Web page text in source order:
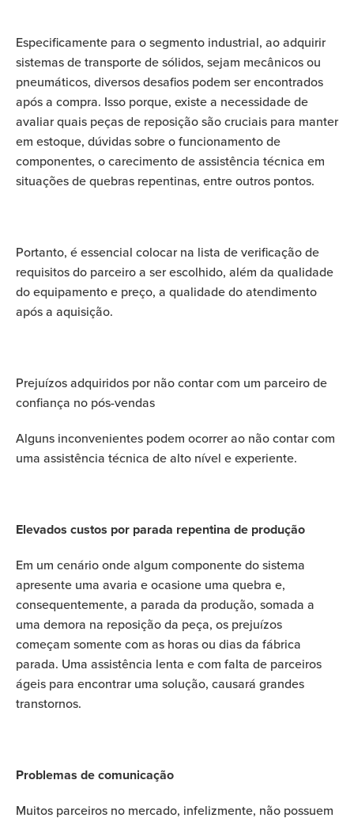
Especificamente para o segmento industrial, ao adquirir
sistemas de transporte de sólidos, sejam mecânicos ou
pneumáticos, diversos desafios podem ser encontrados
após a compra. Isso porque, existe a necessidade de
avaliar quais peças de reposição são cruciais para manter
em estoque, dúvidas sobre o funcionamento de
componentes, o carecimento de assistência técnica em
situações de quebras repentinas, entre outros pontos.
Portanto, é essencial colocar na lista de verificação de
requisitos do parceiro a ser escolhido, além da qualidade
do equipamento e preço, a qualidade do atendimento
após a aquisição.
Prejuízos adquiridos por não contar com um parceiro de
confiança no pós-vendas
Alguns inconvenientes podem ocorrer ao não contar com
uma assistência técnica de alto nível e experiente.
Elevados custos por parada repentina de produção
Em um cenário onde algum componente do sistema
apresente uma avaria e ocasione uma quebra e,
consequentemente, a parada da produção, somada a
uma demora na reposição da peça, os prejuízos
começam somente com as horas ou dias da fábrica
parada. Uma assistência lenta e com falta de parceiros
ágeis para encontrar uma solução, causará grandes
transtornos.
Problemas de comunicação
Muitos parceiros no mercado, infelizmente, não possuem